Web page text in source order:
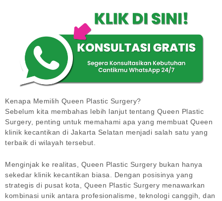
Kenapa Memilih Queen Plastic Surgery?
Sebelum kita membahas lebih lanjut tentang Queen Plastic
Surgery, penting untuk memahami apa yang membuat Queen
klinik kecantikan di Jakarta Selatan menjadi salah satu yang
terbaik di wilayah tersebut.
Menginjak ke realitas, Queen Plastic Surgery bukan hanya
sekedar klinik kecantikan biasa. Dengan posisinya yang
strategis di pusat kota, Queen Plastic Surgery menawarkan
kombinasi unik antara profesionalisme, teknologi canggih, dan